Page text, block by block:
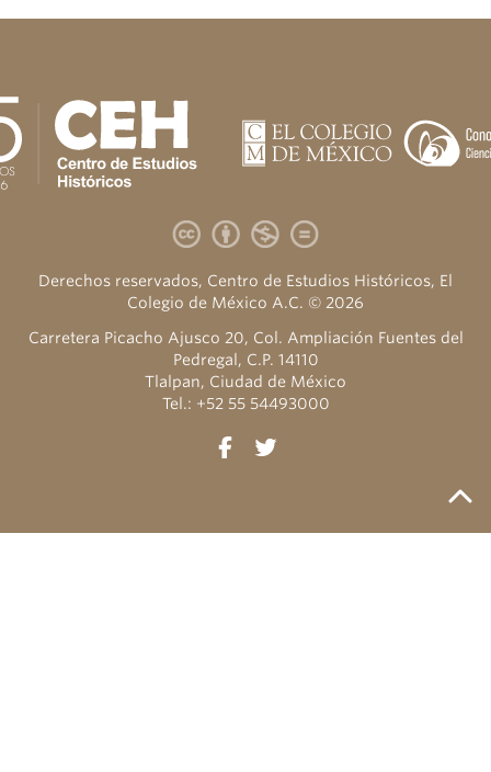
Derechos reservados, Centro de Estudios Históricos, El
Colegio de México A.C. © 2026
Carretera Picacho Ajusco 20, Col. Ampliación Fuentes del
Pedregal, C.P. 14110
Tlalpan, Ciudad de México
Tel.: +52 55 54493000